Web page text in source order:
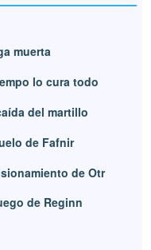
muerta
lo cura todo
del martillo
de Fafnir
de Otr
de Reginn